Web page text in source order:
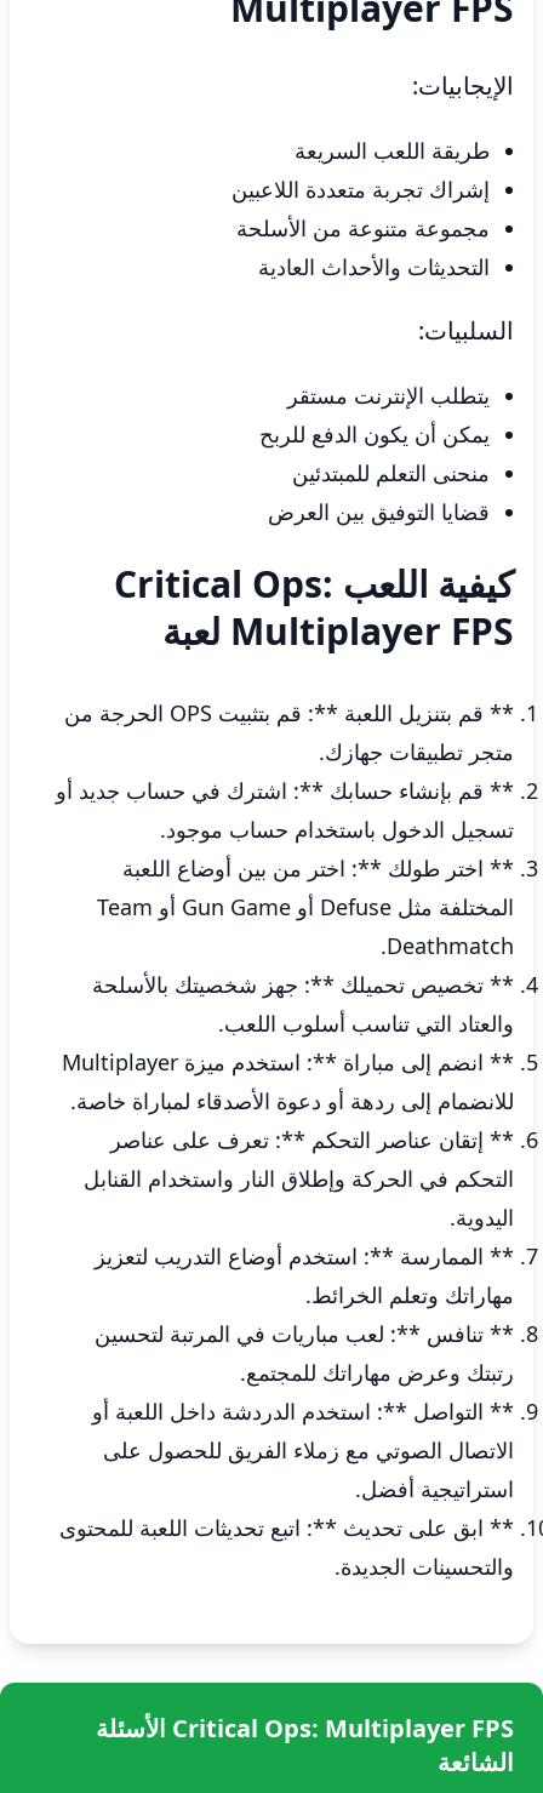
الإيجابيات:
طريقة اللعب السريعة
إشراك تجربة متعددة اللاعبين
مجموعة متنوعة من الأسلحة
التحديثات والأحداث العادية
السلبيات:
يتطلب الإنترنت مستقر
يمكن أن يكون الدفع للربح
منحنى التعلم للمبتدئين
قضايا التوفيق بين العرض
كيفية اللعب Critical Ops:
Multiplayer FPS لعبة
** قم بتنزيل اللعبة **: قم بتثبيت OPS الحرجة من
متجر تطبيقات جهازك.
** قم بإنشاء حسابك **: اشترك في حساب جديد أو
تسجيل الدخول باستخدام حساب موجود.
** اختر طولك **: اختر من بين أوضاع اللعبة
المختلفة مثل Defuse أو Gun Game أو Team
Deathmatch.
** تخصيص تحميلك **: جهز شخصيتك بالأسلحة
والعتاد التي تناسب أسلوب اللعب.
** انضم إلى مباراة **: استخدم ميزة Multiplayer
للانضمام إلى ردهة أو دعوة الأصدقاء لمباراة خاصة.
** إتقان عناصر التحكم **: تعرف على عناصر
التحكم في الحركة وإطلاق النار واستخدام القنابل
اليدوية.
** الممارسة **: استخدم أوضاع التدريب لتعزيز
مهاراتك وتعلم الخرائط.
** تنافس **: لعب مباريات في المرتبة لتحسين
رتبتك وعرض مهاراتك للمجتمع.
** التواصل **: استخدم الدردشة داخل اللعبة أو
الاتصال الصوتي مع زملاء الفريق للحصول على
استراتيجية أفضل.
** ابق على تحديث **: اتبع تحديثات اللعبة للمحتوى
والتحسينات الجديدة.
Critical Ops: Multiplayer FPS الأسئلة
الشائعة